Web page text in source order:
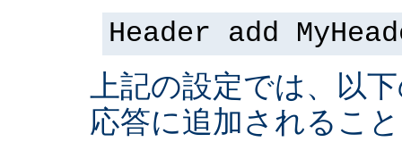
Header add
上記の設定では、以
応答に追加されるこ